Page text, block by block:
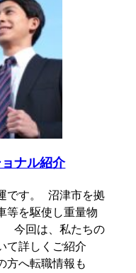
ナル紹介
です。 沼津市を拠
等を駆使し重量物
今回は、私たちの
て詳しくご紹介
方へ転職情報も